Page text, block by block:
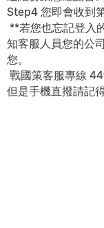
Step4 您即會收到
**若您也忘記登入
知客服人員您的公
您。
戰國策客服專線
但是手機直撥請記